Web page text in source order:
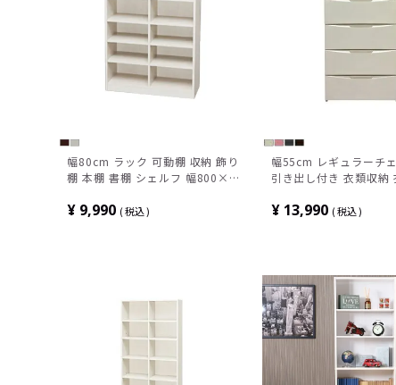
幅80cm ラック 可動棚 収納 飾り
棚 本棚 書棚 シェルフ 幅800×奥
¥ 9,990 税込
幅55cm レギュラーチ
引き出し付き 衣類収納
¥ 13,990 税込